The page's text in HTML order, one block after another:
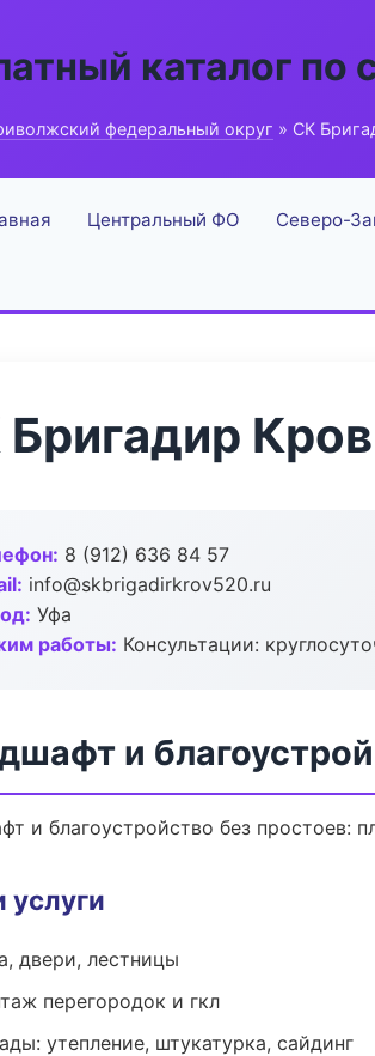
каталог по
федеральный округ » СК
Центральный ФО Северо-
Кров
8 (912) 636 84 57
info@skbrigadirkrov520.ru
Уфа
работы: Консультации:
и
и благоустройство без простоев:
двери, лестницы
перегородок и гкл
утепление, штукатурка, сайдинг